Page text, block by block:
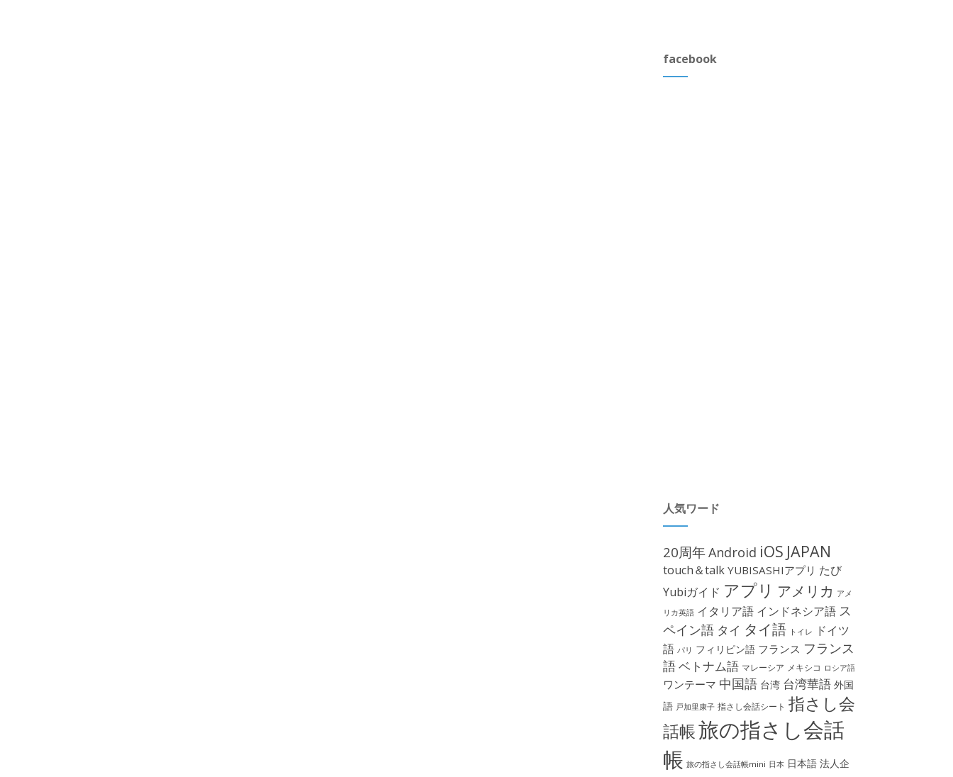
facebook
人気ワード
20周年Android iOS JAPAN
touch＆talk YUBISASHIアプリ たび
Yubiガイド アプリ アメリカ アメ
リカ英語 イタリア語 インドネシア語 ス
ペイン語 タイ タイ語 トイレ
ドイツ
語 パリ フィリピン語 フランス フランス
語ベトナム語 マレーシア メキシコ ロシア語
ワンテーマ 中国語 台湾 台湾華語 外国
語 戸加里康子 指さし会話シート 指さし会
話帳旅の指さし会話
帳 旅の指さし会話帳mini 日本 日本語 法人企